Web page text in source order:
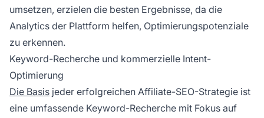
umsetzen, erzielen die besten Ergebnisse, da die
Analytics der Plattform helfen, Optimierungspotenziale
zu erkennen.
Keyword-Recherche und kommerzielle Intent-
Optimierung
Die Basis jeder erfolgreichen Affiliate-SEO-Strategie ist
eine umfassende Keyword-Recherche mit Fokus auf